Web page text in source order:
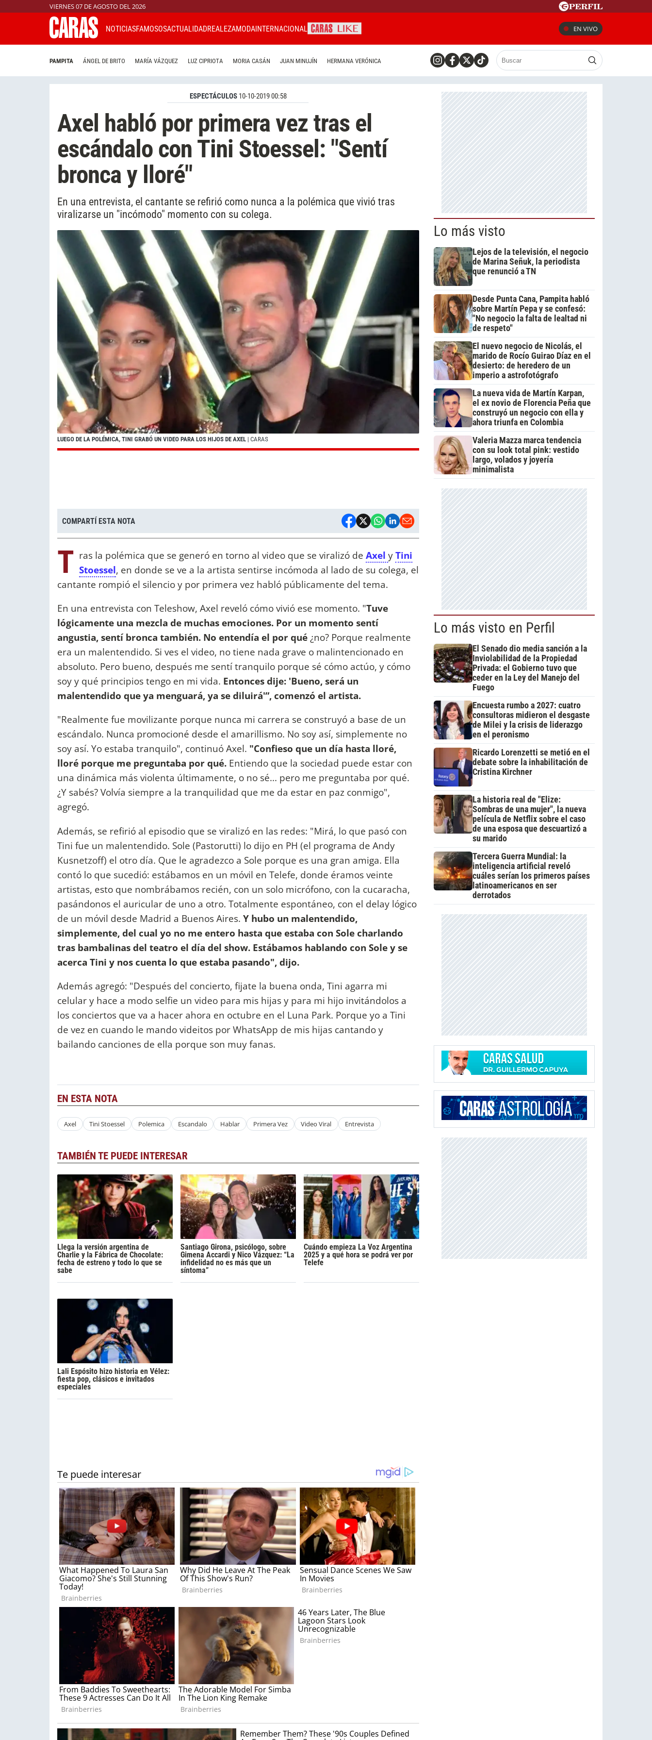
VIERNES 07 DE AGOSTO DEL 2026
NOTICIASFAMOSOSACTUALIDADREALEZAMODAINTERNACIONAL EN VIVO
PAMPITA ÁNGEL DE BRITO MARÍA VÁZQUEZ LUZ CIPRIOTA MORIA CASÁN JUAN MINUJÍN HERMANA VERÓNICA
ESPECTÁCULOS 10-10-2019 00:58
Axel habló por primera vez tras el
escándalo con Tini Stoessel: "Sentí
bronca y lloré"
En una entrevista, el cantante se refirió como nunca a la polémica que vivió tras
viralizarse un "incómodo" momento con su colega.
LUEGO DE LA POLÉMICA, TINI GRABÓ UN VIDEO PARA LOS HIJOS DE AXEL | CARAS
COMPARTÍ ESTA NOTA
T ras la polémica que se generó en torno al video que se viralizó de Axel yTini
Stoessel, en donde se ve a la artista sentirse incómoda al lado de su colega, el
cantante rompió el silencio y por primera vez habló públicamente del tema.
En una entrevista con Teleshow, Axel reveló cómo vivió ese momento. "Tuve
lógicamente una mezcla de muchas emociones. Por un momento sentí
angustia, sentí bronca también. No entendía el por qué¿no? Porque realmente
era un malentendido. Si ves el video, no tiene nada grave o malintencionado en
absoluto. Pero bueno, después me sentí tranquilo porque sé cómo actúo, y cómo
soy y qué principios tengo en mi vida. Entonces dije: 'Bueno, será un
malentendido que ya menguará, ya se diluirá'”, comenzó el artista.
"Realmente fue movilizante porque nunca mi carrera se construyó a base de un
escándalo. Nunca promocioné desde el amarillismo. No soy así, simplemente no
soy así. Yo estaba tranquilo", continuó Axel. "Confieso que un día hasta lloré,
lloré porque me preguntaba por qué. Entiendo que la sociedad puede estar con
una dinámica más violenta últimamente, o no sé... pero me preguntaba por qué.
¿Y sabés? Volvía siempre a la tranquilidad que me da estar en paz conmigo",
agregó.
Además, se refirió al episodio que se viralizó en las redes: "Mirá, lo que pasó con
Tini fue un malentendido. Sole (Pastorutti) lo dijo en PH (el programa de Andy
Kusnetzoff) el otro día. Que le agradezco a Sole porque es una gran amiga. Ella
contó lo que sucedió: estábamos en un móvil en Telefe, donde éramos veinte
artistas, esto que nombrábamos recién, con un solo micrófono, con la cucaracha,
pasándonos el auricular de uno a otro. Totalmente espontáneo, con el delay lógico
de un móvil desde Madrid a Buenos Aires. Y hubo un malentendido,
simplemente, del cual yo no me entero hasta que estaba con Sole charlando
tras bambalinas del teatro el día del show. Estábamos hablando con Sole y se
acerca Tini y nos cuenta lo que estaba pasando", dijo.
Además agregó: "Después del concierto, fijate la buena onda, Tini agarra mi
celular y hace a modo selfie un video para mis hijas y para mi hijo invitándolos a
los conciertos que va a hacer ahora en octubre en el Luna Park. Porque yo a Tini
de vez en cuando le mando videitos por WhatsApp de mis hijas cantando y
bailando canciones de ella porque son muy fanas.
EN ESTA NOTA
Axel Tini Stoessel Polemica Escandalo Hablar Primera Vez Video Viral Entrevista
TAMBIÉN TE PUEDE INTERESAR
Llega la versión argentina de
Charlie y la Fábrica de Chocolate:
fecha de estreno y todo lo que se
sabe
Santiago Girona, psicólogo, sobre
Gimena Accardi y Nico Vázquez: “La
infidelidad no es más que un
síntoma”
Cuándo empieza La Voz Argentina
2025 y a qué hora se podrá ver por
Telefe
Lali Espósito hizo historia en Vélez:
fiesta pop, clásicos e invitados
especiales
Lo más visto
Lejos de la televisión, el negocio
de Marina Señuk, la periodista
que renunció a TN
Desde Punta Cana, Pampita habló
sobre Martín Pepa y se confesó:
"No negocio la falta de lealtad ni
de respeto"
El nuevo negocio de Nicolás, el
marido de Rocío Guirao Díaz en el
desierto: de heredero de un
imperio a astrofotógrafo
La nueva vida de Martín Karpan,
el ex novio de Florencia Peña que
construyó un negocio con ella y
ahora triunfa en Colombia
Valeria Mazza marca tendencia
con su look total pink: vestido
largo, volados y joyería
minimalista
Lo más visto en Perfil
El Senado dio media sanción a la
Inviolabilidad de la Propiedad
Privada: el Gobierno tuvo que
ceder en la Ley del Manejo del
Fuego
Encuesta rumbo a 2027: cuatro
consultoras midieron el desgaste
de Milei y la crisis de liderazgo
en el peronismo
Ricardo Lorenzetti se metió en el
debate sobre la inhabilitación de
Cristina Kirchner
La historia real de "Elize:
Sombras de una mujer", la nueva
película de Netflix sobre el caso
de una esposa que descuartizó a
su marido
Tercera Guerra Mundial: la
inteligencia artificial reveló
cuáles serían los primeros países
latinoamericanos en ser
derrotados